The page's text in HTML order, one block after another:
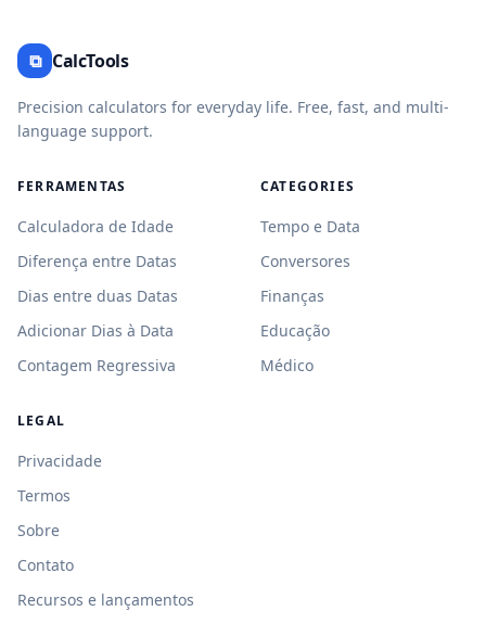
⧉ CalcTools
Precision calculators for everyday life. Free, fast, and multi-
language support.
FERRAMENTAS
Calculadora de Idade
Diferença entre Datas
Dias entre duas Datas
Adicionar Dias à Data
Contagem Regressiva
CATEGORIES
Tempo e Data
Conversores
Finanças
Educação
Médico
LEGAL
Privacidade
Termos
Sobre
Contato
Recursos e lançamentos